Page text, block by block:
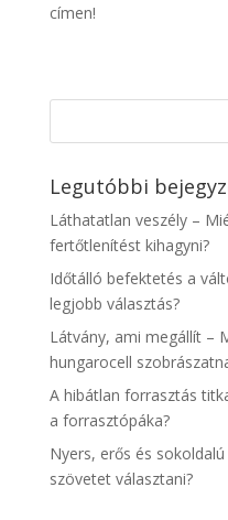
címen!
Legutóbbi
Láthatatlan veszély –
fertőtlenítést kihagyni?
Időtálló befektetés a
legjobb választás?
Látvány, ami megállít –
hungarocell
A hibátlan forrasztás
a forrasztópáka?
Nyers, erős és
szövetet választani?